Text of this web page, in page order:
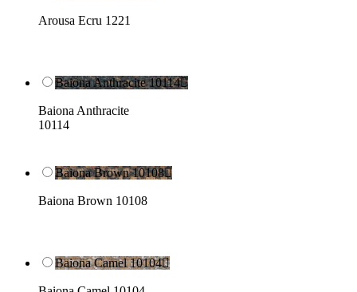
Arousa Ecru 1221
Baiona Anthracite 10114
Baiona Anthracite
10114
Baiona Brown 10108
Baiona Brown 10108
Baiona Camel 10104